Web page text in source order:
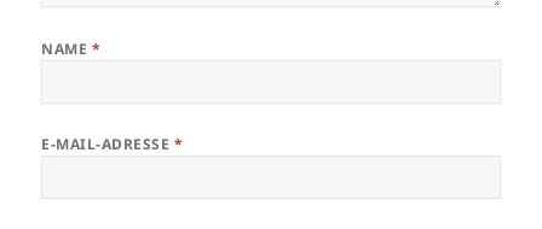
NAME *
E-MAIL-ADRESSE *